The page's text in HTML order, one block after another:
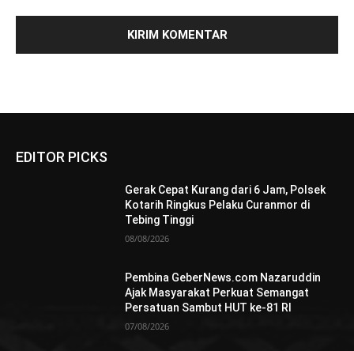
EDITOR PICKS
Gerak Cepat Kurang dari 6 Jam, Polsek
Kotarih Ringkus Pelaku Curanmor di
Tebing Tinggi
08/08/2026
Pembina GeberNews.com Nazaruddin
Ajak Masyarakat Perkuat Semangat
Persatuan Sambut HUT ke-81 RI
07/08/2026